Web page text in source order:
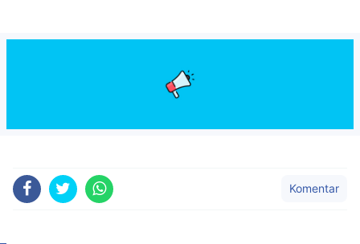
Komentar